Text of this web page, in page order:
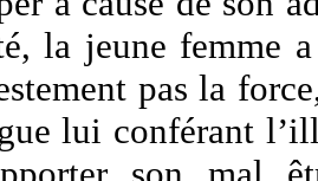
la jeune femme
pas la
lui conférant